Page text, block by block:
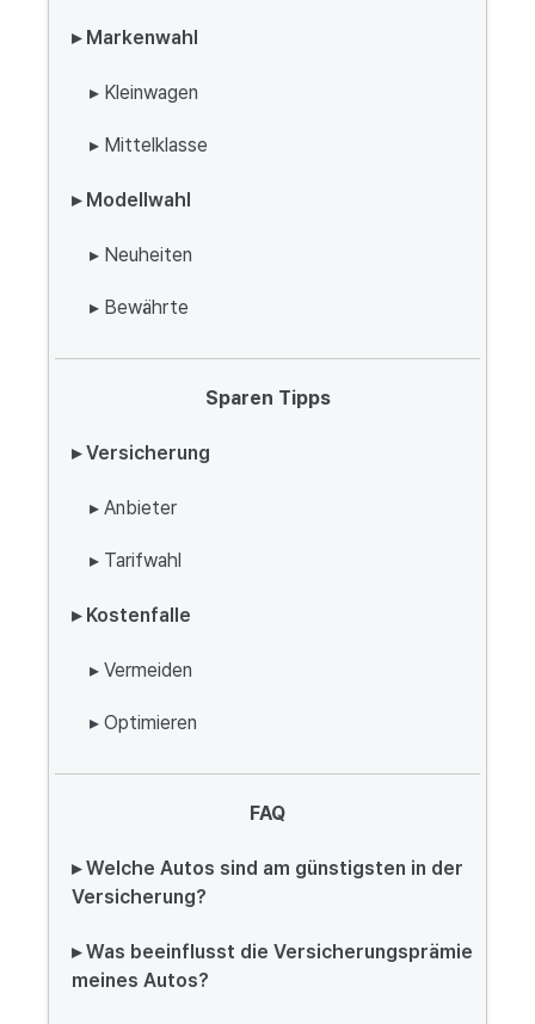
▸ Markenwahl
▸ Kleinwagen
▸ Mittelklasse
▸ Modellwahl
▸ Neuheiten
▸ Bewährte
Sparen Tipps
▸ Versicherung
▸ Anbieter
▸ Tarifwahl
▸ Kostenfalle
▸ Vermeiden
▸ Optimieren
FAQ
▸ Welche Autos sind am günstigsten in der
Versicherung?
▸ Was beeinflusst die Versicherungsprämie
meines Autos?